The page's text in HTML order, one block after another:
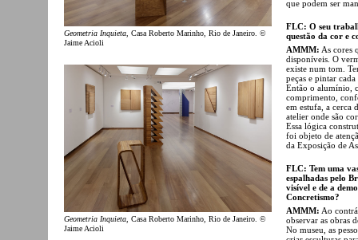
Geometria Inquieta , Casa Roberto Marinho, Rio de Janeiro. ©
Jaime Acioli
Geometria Inquieta , Casa Roberto Marinho, Rio de Janeiro. ©
Jaime Acioli
que podem ser
FLC: O seu
questão da cor e
AMMM: As cores
disponíveis. O
existe num tom.
peças e pintar
Então o alumínio,
comprimento,
em estufa, a cerca
atelier onde são
Essa lógica
foi objeto de
da Exposição de
FLC: Tem uma
espalhadas pelo
visível e de a
Concretismo?
AMMM: Ao
observar as obras
No museu, as